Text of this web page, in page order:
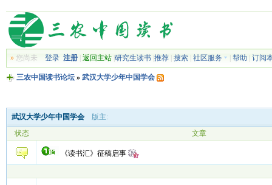
»您尚未 登录 注册| 返回主站| 研究生读书| 推荐| 搜索| 社区服务 帮助 订阅
三农中国读书论坛» 武汉大学少年中国学会
武汉大学少年中国学会版主:
状态
文章
《读书汇》征稿启事